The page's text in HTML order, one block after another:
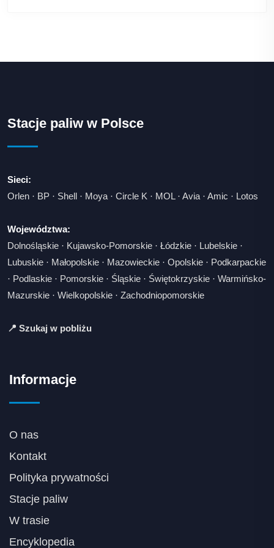
Stacje paliw w Polsce
Sieci:
Orlen · BP · Shell · Moya · Circle K · MOL· Avia · Amic · Lotos
Województwa:
Dolnośląskie · Kujawsko-Pomorskie · Łódzkie · Lubelskie ·
Lubuskie · Małopolskie · Mazowieckie · Opolskie · Podkarpackie
· Podlaskie · Pomorskie · Śląskie · Świętokrzyskie · Warmińsko-
Mazurskie · Wielkopolskie · Zachodniopomorskie
📍 Szukaj w pobliżu
Informacje
O nas
Kontakt
Polityka prywatności
Stacje paliw
W trasie
Encyklopedia